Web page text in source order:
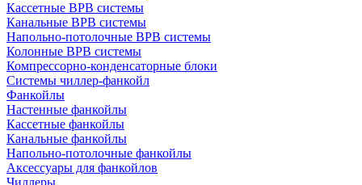
Кассетные ВРВ системы
Канальные ВРВ системы
Напольно-потолочные ВРВ системы
Колонные ВРВ системы
Компрессорно-конденсаторные блоки
Системы чиллер-фанкойл
Фанкойлы
Настенные фанкойлы
Кассетные фанкойлы
Канальные фанкойлы
Напольно-потолочные фанкойлы
Аксессуары для фанкойлов
Чиллеры